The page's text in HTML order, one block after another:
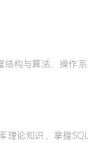
结构与算法、操
理论知识，掌握